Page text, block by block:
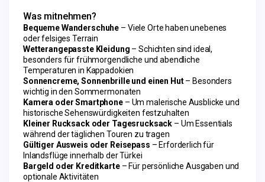
Was mitnehmen?
Bequeme Wanderschuhe – Viele Orte haben unebenes
oder felsiges Terrain
Wetterangepasste Kleidung – Schichten sind ideal,
besonders für frühmorgendliche und abendliche
Temperaturen in Kappadokien
Sonnencreme, Sonnenbrille und einen Hut– Besonders
wichtig in den Sommermonaten
Kamera oder Smartphone– Um malerische Ausblicke und
historische Sehenswürdigkeiten festzuhalten
Kleiner Rucksack oder Tagesrucksack – Um Essentials
während der täglichen Touren zu tragen
Gültiger Ausweis oder Reisepass – Erforderlich für
Inlandsflüge innerhalb der Türkei
Bargeld oder Kreditkarte– Für persönliche Ausgaben und
optionale Aktivitäten